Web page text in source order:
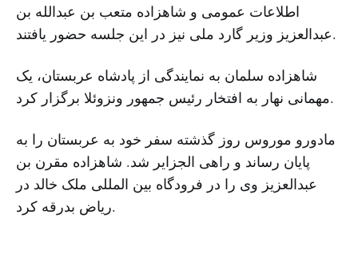
اطلاعات عمومی و شاهزاده متعب بن عبدالله بن
عبدالعزیز وزیر گارد ملی نیز در این جلسه حضور یافتند.
شاهزاده سلمان به نمایندگی از پادشاه عربستان، یک
مهمانی نهار به افتخار رئیس جمهور ونزوئلا برگزار کرد.
مادورو موروس روز گذشته سفر خود به عربستان را به
پایان رساند و راهی الجزایر شد. شاهزاده مقرن بن
عبدالعزیز وی را در فرودگاه بین المللی ملک خالد در
ریاض بدرقه کرد.